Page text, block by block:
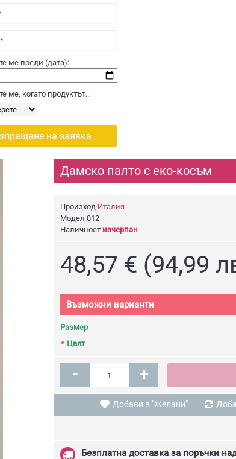
ме преди (дата):
ме, когато продуктът...
на заявка
Дамско палто с еко-косъм
Произход Италия
Модел 012
Наличност изчерпан
48,57 € (94,99
Възможни варианти
Размер
Цвят
- +
Добави в "Желани"
Безплатна доставка за поръчки